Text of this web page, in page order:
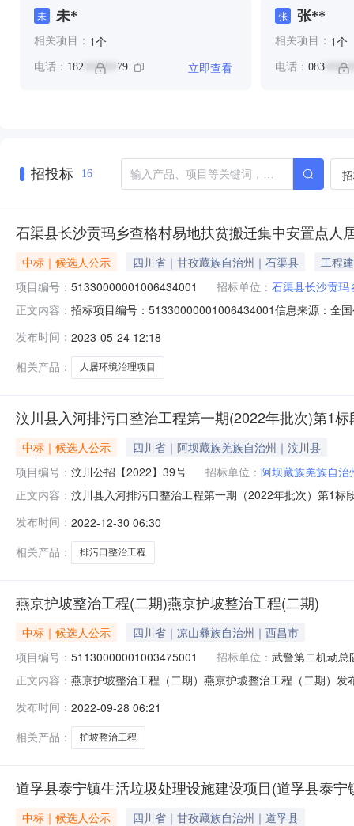
未 未*
相关项目： 1个
电话： 182 ****** 79 立即查看
张 张**
相关项目： 1个
电话： 083
招投标 16
石渠县长沙贡玛乡查格村易地扶贫搬迁集中安置点人
中标｜候选人公示 四川省｜甘孜藏族自治州｜石渠县
工程
项目编号： 51330000001006434001 招标单位： 石渠县长沙贡玛
正文内容： 招标项目编号：51330000001006434001信息来源：全
名称石渠县长沙贡玛乡查格村易地扶贫搬迁集中安置点
发布时间： 2023-05-24 12:18
相关产品：
人居环境治理项目
汶川县入河排污口整治工程第一期(2022年批次)第1标
中标｜候选人公示
四川省｜阿坝藏族羌族自治州｜汶川县
项目编号： 汶川公招【2022】39号 招标单位： 阿坝藏族羌族自治
正文内容： 汶川县入河排污口整治工程第一期（2022年批次）第1
环境局项目业主联系电话18090246958招标人阿坝藏族
发布时间： 2022-12-30 06:30
相关产品：
排污口整治工程
燕京护坡整治工程(二期)燕京护坡整治工程(二期)
中标｜候选人公示
四川省｜凉山彝族自治州｜西昌市
项目编号： 51130000001003475001 招标单位： 武警第二机动总
正文内容： 燕京护坡整治工程（二期）燕京护坡整治工程（二期）
林建设有限公司招标代理机构联系电话0817-2581973开
发布时间： 2022-09-28 06:21
相关产品：
护坡整治工程
道孚县泰宁镇生活垃圾处理设施建设项目(道孚县泰
中标｜候选人公示
四川省｜甘孜藏族自治州｜道孚县